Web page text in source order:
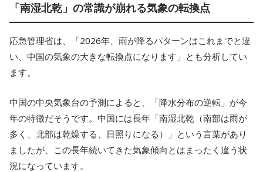
「南湿北乾」の常識が崩れる気象の転換点
応急管理省は、「2026年、雨が降るパターンはこれまでと違
い、中国の気象の大きな転換点になります」とも分析してい
ます。
中国の中央気象台の予測によると、「降水分布の逆転」が今
年の特徴だそうです。中国には長年「南湿北乾（南部は雨が
多く、北部は乾燥する、日照りになる）」という言葉があり
ましたが、この長年続いてきた気象傾向とはまったく違う状
況になっています。